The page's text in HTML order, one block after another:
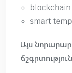
smart
Այս